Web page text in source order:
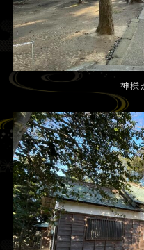
神様